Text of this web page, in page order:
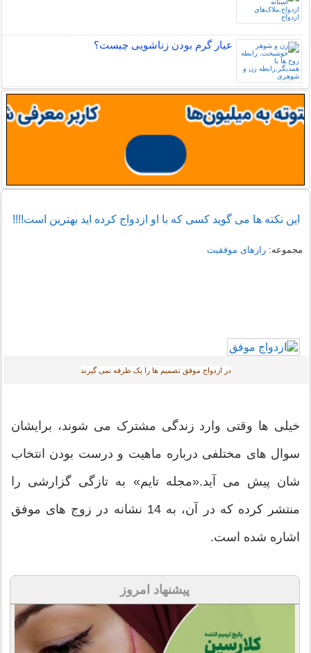
عیار گرم بودن زناشویی چیست؟
این نکته ها می گوید کسی که با او ازدواج کرده اید بهترین است!!!!
مجموعه:رازهای موفقیت
در ازدواج موفق تصمیم ها را یک طرفه نمی گیرند
خیلی ها وقتی وارد زندگی مشترک می شوند، برایشان
سوال های مختلفی درباره ماهیت و درست بودن انتخاب
شان پیش می آید.«مجله تایم» به تازگی گزارشی را
منتشر کرده که در آن، به 14 نشانه در زوج های موفق
اشاره شده است.
پیشنهاد امروز